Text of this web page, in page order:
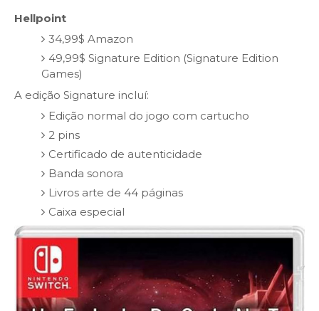
Hellpoint
34,99$ Amazon
49,99$ Signature Edition (Signature Edition
Games)
A edição Signature incluí:
Edição normal do jogo com cartucho
2 pins
Certificado de autenticidade
Banda sonora
Livros arte de 44 páginas
Caixa especial